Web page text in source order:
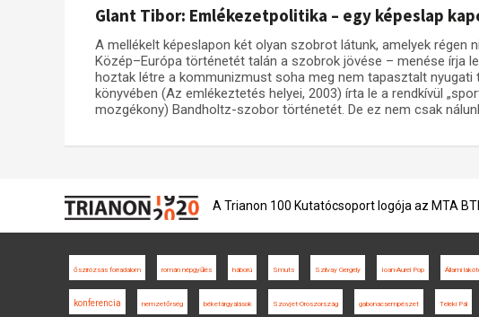
Glant Tibor: Emlékezetpolitika – egy képeslap
A mellékelt képeslapon két olyan szobrot látunk, amelyek régen
Közép–Európa történetét talán a szobrok jövése – menése írja
hoztak létre a kommunizmust soha meg nem tapasztalt
könyvében (Az emlékeztetés helyei, 2003) írta le a rendkívül
mozgékony) Bandholtz-szobor történetét. De ez nem csak
A Trianon 100 Kutatócsoport logója az MTA
őszirózsás forradalom román népgyűlés háború Smuts Szilvay Gergely Ioan-Aurel Pop Állami
konferencia nemzetőrség béketárgyalások Szovjet-Oroszország gabonacsempészet Teleki Pál